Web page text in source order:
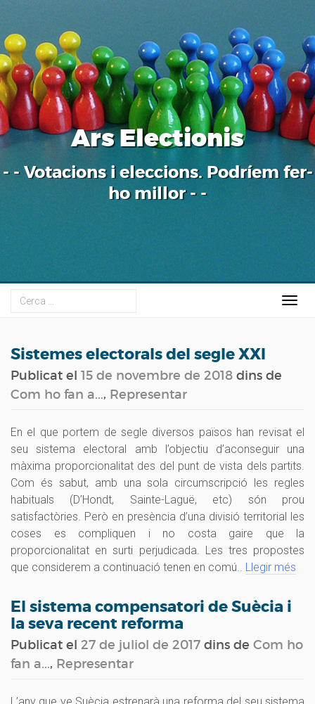
Ars Electionis
- - Votacions i eleccions. Podríem fer-
ho millor - -
Sistemes electorals del segle XXI
Publicat el 15 de novembre de 2018 dins de
Com ho fan a..., Representar
En el que portem de segle diversos països han revisat el
seu sistema electoral amb l’objectiu d’aconseguir una
màxima proporcionalitat des del punt de vista dels partits.
Com és sabut, amb una sola circumscripció les regles
habituals (D’Hondt, Sainte-Laguë, etc) són prou
satisfactòries. Però en presència d’una divisió territorial les
coses es compliquen i no costa gaire que la
proporcionalitat en surti perjudicada. Les tres propostes
que considerem a continuació tenen en comú.. Llegir més
El sistema compensatori de Suècia i
la seva recent reforma
Publicat el 27 de juliol de 2017 dins de Com ho
fan a..., Representar